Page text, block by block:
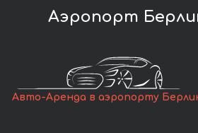
Аэропорт
Авто-Аренда в аэропорту